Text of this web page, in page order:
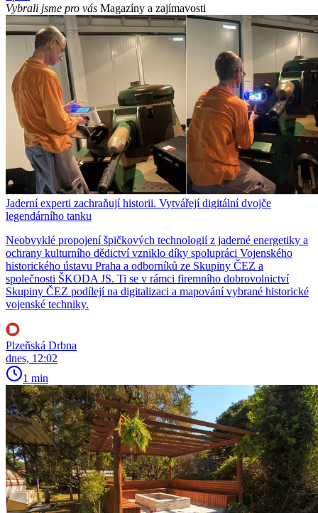
Vybrali jsme pro vás Magazíny a zajímavosti
Jaderní experti zachraňují historii. Vytvářejí digitální dvojče
legendárního tanku
Neobvyklé propojení špičkových technologií z jaderné energetiky a
ochrany kulturního dědictví vzniklo díky spolupráci Vojenského
historického ústavu Praha a odborníků ze Skupiny ČEZ a
společnosti ŠKODA JS. Ti se v rámci firemního dobrovolnictví
Skupiny ČEZ podílejí na digitalizaci a mapování vybrané historické
vojenské techniky.
Plzeňská Drbna
dnes, 12:02
1 min